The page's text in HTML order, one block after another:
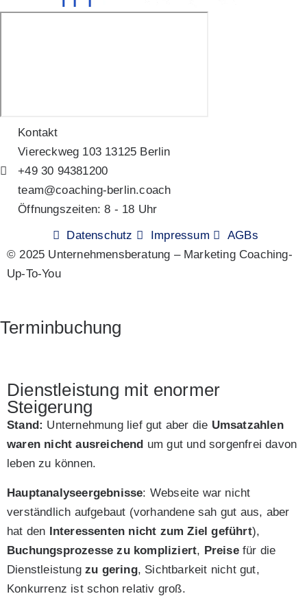
Kontakt
Viereckweg 103 13125 Berlin
+49 30 94381200
team@coaching-berlin.coach
Öffnungszeiten: 8 - 18 Uhr
Datenschutz
Impressum
AGBs
© 2025 Unternehmensberatung – Marketing Coaching-
Up-To-You
Terminbuchung
Dienstleistung mit enormer
Steigerung
Stand: Unternehmung lief gut aber die Umsatzahlen
waren nicht ausreichend um gut und sorgenfrei davon
leben zu können.
Hauptanalyseergebnisse: Webseite war nicht
verständlich aufgebaut (vorhandene sah gut aus, aber
hat den Interessenten nicht zum Ziel geführt),
Buchungsprozesse zu kompliziert, Preisefür die
Dienstleistung zu gering, Sichtbarkeit nicht gut,
Konkurrenz ist schon relativ groß.